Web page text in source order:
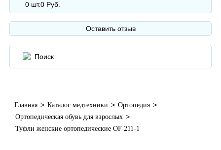
0 шт.0 Руб.
Оставить отзыв
Главная > Каталог медтехники > Ортопедия >
Ортопедическая обувь для взрослых >
Туфли женские ортопедические OF 211-1